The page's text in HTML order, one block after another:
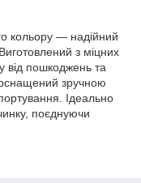
кольору — надійний
з міцних
від пошкоджень та
зручною
Ідеально
поєднуючи